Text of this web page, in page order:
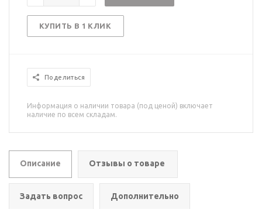
КУПИТЬ В 1 КЛИК
Поделиться
Информация о наличии товара (под ценой) включает
наличие по всем складам.
Описание Отзывы о товаре
Задать вопрос Дополнительно